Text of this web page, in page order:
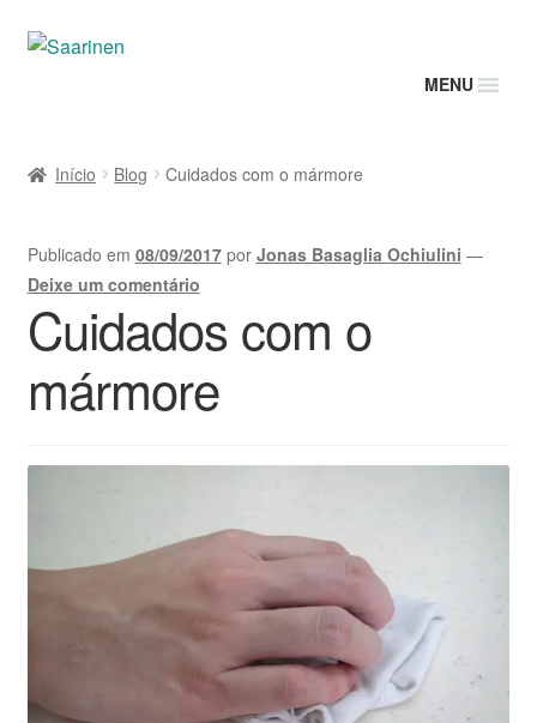
MENU
Início Blog Cuidados com o mármore
Publicado em 08/09/2017 por Jonas Basaglia Ochiulini —
Deixe um comentário
Cuidados com o
mármore